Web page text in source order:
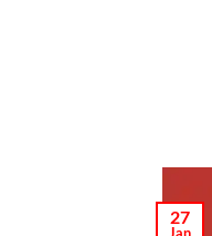
27
Jan